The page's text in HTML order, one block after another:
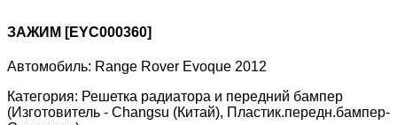
ЗАЖИМ [EYC000360]
Автомобиль: Range Rover Evoque 2012
Категория: Решетка радиатора и передний бампер
(Изготовитель - Changsu (Китай), Пластик.передн.бампер-